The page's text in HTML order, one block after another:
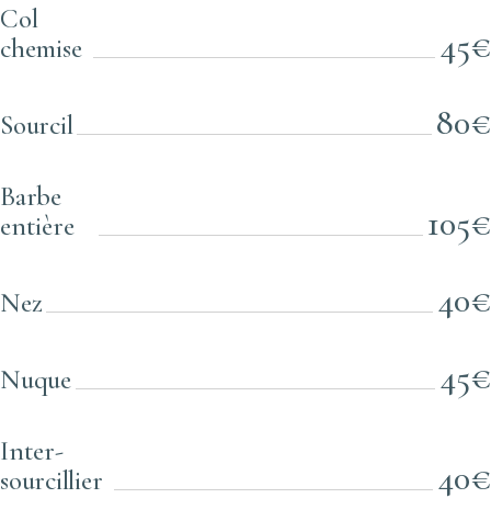
Col
chemise
45€
Sourcil 80€
Barbe
entière
105€
Nez 40€
Nuque 45€
Inter-
sourcillier
40€